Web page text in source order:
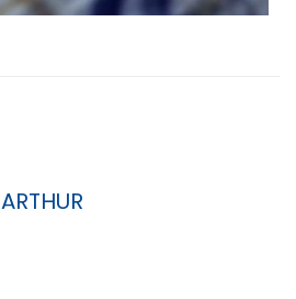
ARTHUR